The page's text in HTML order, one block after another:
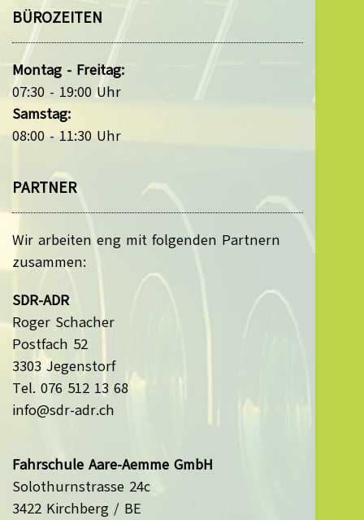
BÜROZEITEN
Montag - Freitag:
07:30 - 19:00 Uhr
Samstag:
08:00 - 11:30 Uhr
PARTNER
Wir arbeiten eng mit folgenden Partnern
zusammen:
SDR-ADR
Roger Schacher
Postfach 52
3303 Jegenstorf
Tel. 076 512 13 68
info@sdr-adr.ch
Fahrschule Aare-Aemme GmbH
Solothurnstrasse 24c
3422 Kirchberg / BE